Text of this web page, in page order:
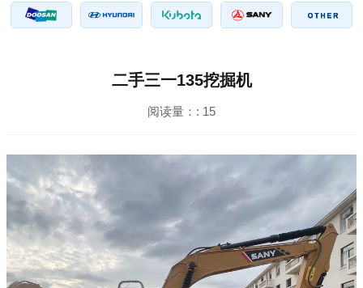
二手三一135挖掘机
阅读量：: 15